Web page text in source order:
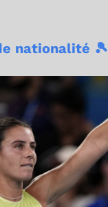
nationalité 🎾